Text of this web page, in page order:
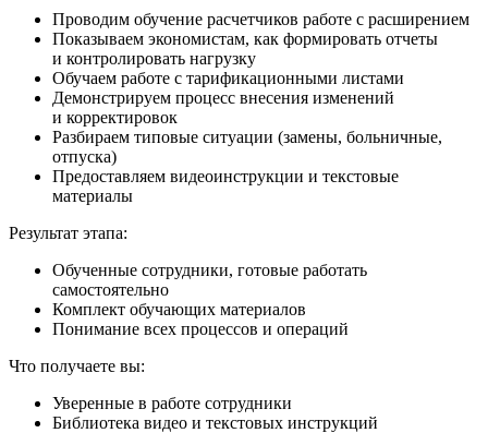
Проводим обучение расчетчиков работе с расширением
Показываем экономистам, как формировать отчеты
и контролировать нагрузку
Обучаем работе с тарификационными листами
Демонстрируем процесс внесения изменений
и корректировок
Разбираем типовые ситуации (замены, больничные,
отпуска)
Предоставляем видеоинструкции и текстовые
материалы
Результат этапа:
Обученные сотрудники, готовые работать
самостоятельно
Комплект обучающих материалов
Понимание всех процессов и операций
Что получаете вы:
Уверенные в работе сотрудники
Библиотека видео и текстовых инструкций